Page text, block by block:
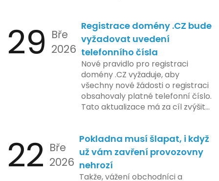
zahrnuje přípravu technické
platformy a legislativních změn,
které by měly být předloženy do
konce tohoto roku. Očekává se,
že tato fáze umožní adaptaci
systémů a rozšíření podpory pro
podnikatele, přičemž všechny
potřebné technologie by měly
být dostupné k testování v rámci
plánovaná na první pololetí
následujícího roku, je zaměřena
na školení a edukaci uživatelů,
včetně přípravy materiálů a
školení pro zaměstnavatele a
29 Bře
2026
Registrace domény .CZ bude
vyžadovat uvedení
telefonního čísla
Nové pravidlo pro registraci
domény .CZ vyžaduje, aby
všechny nové žádosti o registraci
obsahovaly platné telefonní číslo.
Tato aktualizace má za cíl zvýšit
České republice. Povinnost uvést
telefonní číslo se týká všech
nově registrovaných domén, a
také může ovlivnit stávající
22 Bře
2026
Pokladna musí šlapat, i když
už vám zavření provozovny
nehrozí
Takže, vážení obchodníci a